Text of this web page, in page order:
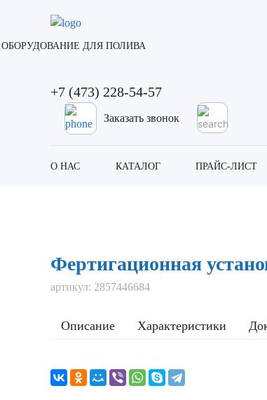
ОБОРУДОВАНИЕ ДЛЯ ПОЛИВА
+7 (473) 228-54-57
Заказать звонок
О НАС КАТАЛОГ ПРАЙС-ЛИСТ
Фертигационная
артикул: 2857446684
Описание Характеристики